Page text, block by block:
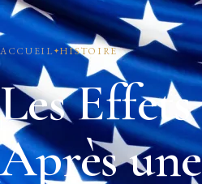
ACCUEIL HISTOIRE
Les
Après